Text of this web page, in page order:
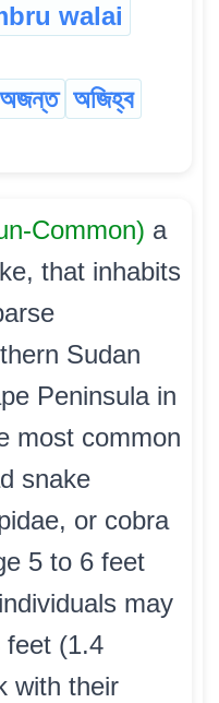
walai
অজন্ত অজিহ্ব
Common) a
that inhabits
Sudan
Peninsula in
most common
snake
or cobra
5 to 6 feet
may
feet (1.4
with their